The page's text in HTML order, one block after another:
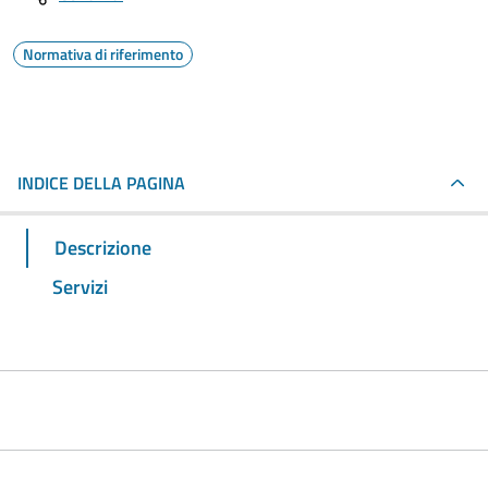
Normativa di riferimento
INDICE DELLA PAGINA
Descrizione
Servizi